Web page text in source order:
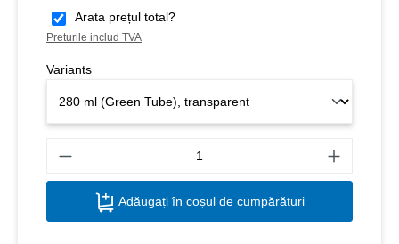
Arata prețul total?
Preturile includ TVA
Variants
Adăugați în coșul de cumpărături